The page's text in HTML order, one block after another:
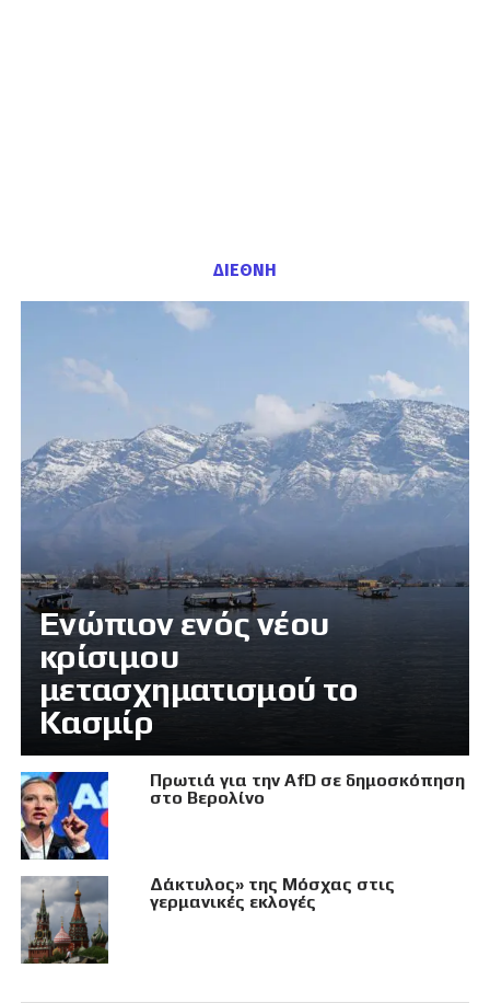
ΔΙΕΘΝΗ
Eνώπιον ενός νέου
κρίσιμου
μετασχηματισμού το
Κασμίρ
Πρωτιά για την AfD σε δημοσκόπηση
στο Βερολίνο
Δάκτυλος» της Μόσχας στις
γερμανικές εκλογές